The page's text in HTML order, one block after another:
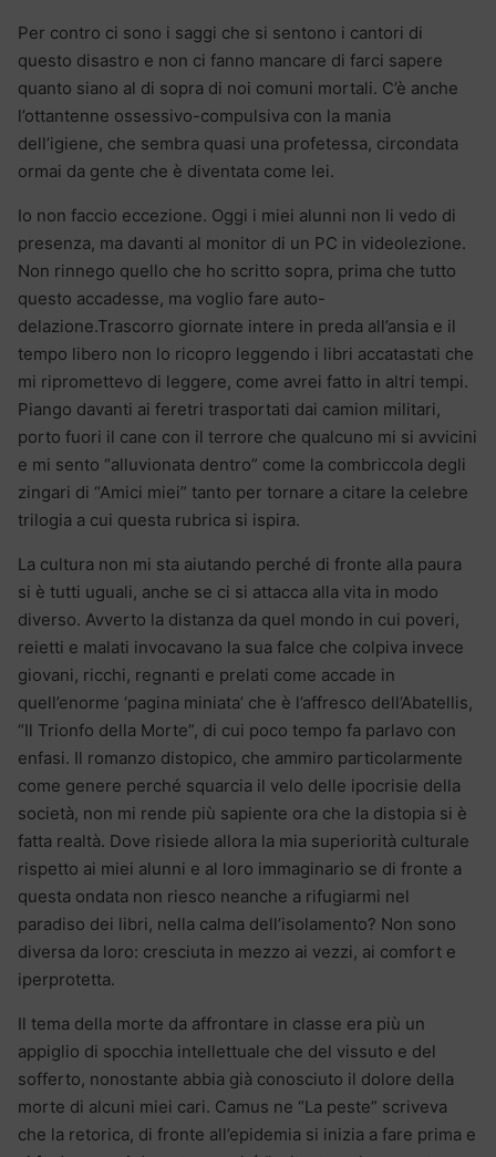
Per contro ci sono i saggi che si sentono i cantori di
questo disastro e non ci fanno mancare di farci sapere
quanto siano al di sopra di noi comuni mortali. C’è anche
l’ottantenne ossessivo-compulsiva con la mania
dell’igiene, che sembra quasi una profetessa, circondata
ormai da gente che è diventata come lei.
Io non faccio eccezione. Oggi i miei alunni non li vedo di
presenza, ma davanti al monitor di un PC in videolezione.
Non rinnego quello che ho scritto sopra, prima che tutto
questo accadesse, ma voglio fare auto-
delazione.Trascorro giornate intere in preda all’ansia e il
tempo libero non lo ricopro leggendo i libri accatastati che
mi ripromettevo di leggere, come avrei fatto in altri tempi.
Piango davanti ai feretri trasportati dai camion militari,
porto fuori il cane con il terrore che qualcuno mi si avvicini
e mi sento “alluvionata dentro” come la combriccola degli
zingari di “Amici miei” tanto per tornare a citare la celebre
trilogia a cui questa rubrica si ispira.
La cultura non mi sta aiutando perché di fronte alla paura
si è tutti uguali, anche se ci si attacca alla vita in modo
diverso. Avverto la distanza da quel mondo in cui poveri,
reietti e malati invocavano la sua falce che colpiva invece
giovani, ricchi, regnanti e prelati come accade in
quell’enorme ‘pagina miniata’ che è l’affresco dell’Abatellis,
“Il Trionfo della Morte”, di cui poco tempo fa parlavo con
enfasi. Il romanzo distopico, che ammiro particolarmente
come genere perché squarcia il velo delle ipocrisie della
società, non mi rende più sapiente ora che la distopia si è
fatta realtà. Dove risiede allora la mia superiorità culturale
rispetto ai miei alunni e al loro immaginario se di fronte a
questa ondata non riesco neanche a rifugiarmi nel
paradiso dei libri, nella calma dell’isolamento? Non sono
diversa da loro: cresciuta in mezzo ai vezzi, ai comfort e
iperprotetta.
Il tema della morte da affrontare in classe era più un
appiglio di spocchia intellettuale che del vissuto e del
sofferto, nonostante abbia già conosciuto il dolore della
morte di alcuni miei cari. Camus ne “La peste” scriveva
che la retorica, di fronte all’epidemia si inizia a fare prima e